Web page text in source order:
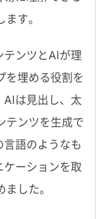
す。
ンツとAIが理
を埋める役割を
AI は見出し、太
テンツを生成で
言語のようなも
ケーションを取
した。